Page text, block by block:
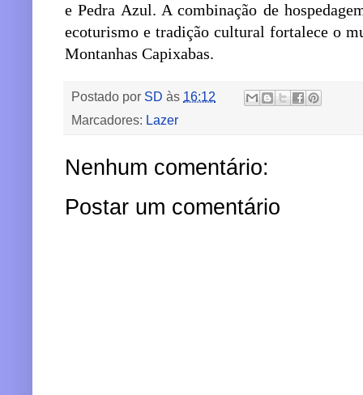
e Pedra Azul. A combinação de
ecoturismo e tradição cultural fortalece o
Montanhas Capixabas.
Postado por SD às 16:12
Marcadores: Lazer
Nenhum comentário:
Postar um comentário